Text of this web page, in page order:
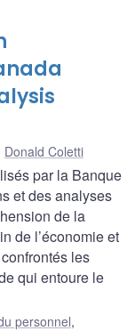
Donald Coletti
par la Banque
et des analyses
de la
de l’économie et
les
qui entoure le
personnel,